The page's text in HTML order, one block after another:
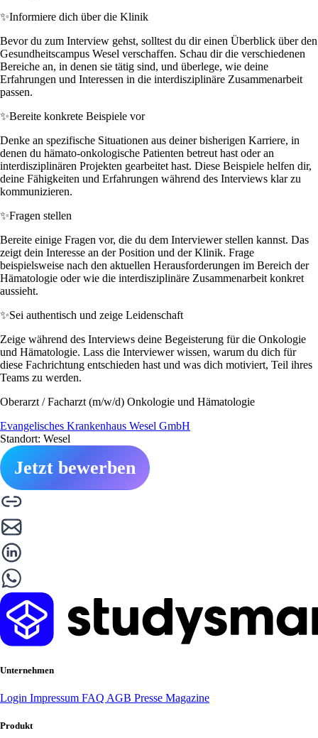
✨Informiere dich über die Klinik
Bevor du zum Interview gehst, solltest du dir einen Überblick über den
Gesundheitscampus Wesel verschaffen. Schau dir die verschiedenen
Bereiche an, in denen sie tätig sind, und überlege, wie deine
Erfahrungen und Interessen in die interdisziplinäre Zusammenarbeit
passen.
✨Bereite konkrete Beispiele vor
Denke an spezifische Situationen aus deiner bisherigen Karriere, in
denen du hämato-onkologische Patienten betreut hast oder an
interdisziplinären Projekten gearbeitet hast. Diese Beispiele helfen dir,
deine Fähigkeiten und Erfahrungen während des Interviews klar zu
kommunizieren.
✨Fragen stellen
Bereite einige Fragen vor, die du dem Interviewer stellen kannst. Das
zeigt dein Interesse an der Position und der Klinik. Frage
beispielsweise nach den aktuellen Herausforderungen im Bereich der
Hämatologie oder wie die interdisziplinäre Zusammenarbeit konkret
aussieht.
✨Sei authentisch und zeige Leidenschaft
Zeige während des Interviews deine Begeisterung für die Onkologie
und Hämatologie. Lass die Interviewer wissen, warum du dich für
diese Fachrichtung entschieden hast und was dich motiviert, Teil ihres
Teams zu werden.
Oberarzt / Facharzt (m/w/d) Onkologie und Hämatologie
Evangelisches Krankenhaus Wesel GmbH
Standort: Wesel
Jetzt bewerben
Unternehmen
Login Impressum FAQ AGB Presse Magazine
Produkt